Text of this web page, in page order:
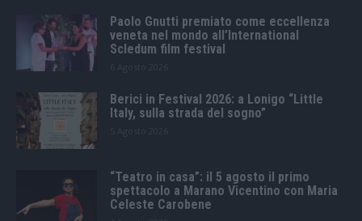
Paolo Gnutti premiato come eccellenza
veneta nel mondo all’International
Scledum film festival
Berici in Festival 2026: a Lonigo “Little
Italy, sulla strada del sogno”
“Teatro in casa”: il 5 agosto il primo
spettacolo a Marano Vicentino con Maria
Celeste Carobene